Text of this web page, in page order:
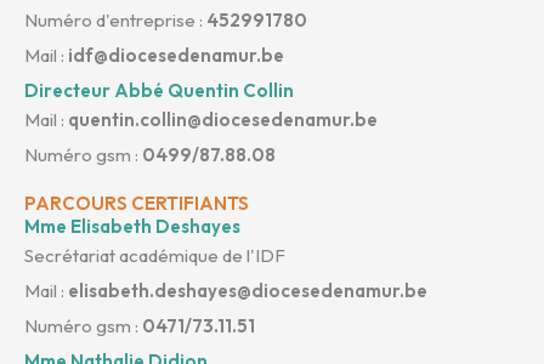
Numéro d'entreprise : 452991780
Mail : idf@diocesedenamur.be
Directeur Abbé Quentin Collin
Mail : quentin.collin@diocesedenamur.be
Numéro gsm : 0499/87.88.08
PARCOURS CERTIFIANTS
Mme Elisabeth Deshayes
Secrétariat académique de l'IDF
Mail : elisabeth.deshayes@diocesedenamur.be
Numéro gsm : 0471/73.11.51